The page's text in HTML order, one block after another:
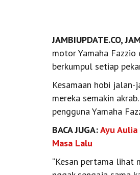
JAMBIUPDATE.CO,
motor Yamaha
berkumpul setiap
Kesamaan hobi
mereka semakin
pengguna Yamaha
BACA JUGA:Ayu Aulia
Masa Lalu
“Kesan pertama lihat